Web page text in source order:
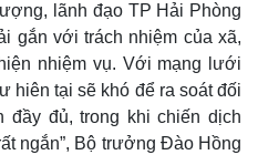
lãnh đạo TP Hải Phòng
gắn với trách nhiệm của xã,
nhiệm vụ. Với mạng lưới
hiên tại sẽ khó để ra soát đối
đầy đủ, trong khi chiến dịch
ngắn”, Bộ trưởng Đào Hồng